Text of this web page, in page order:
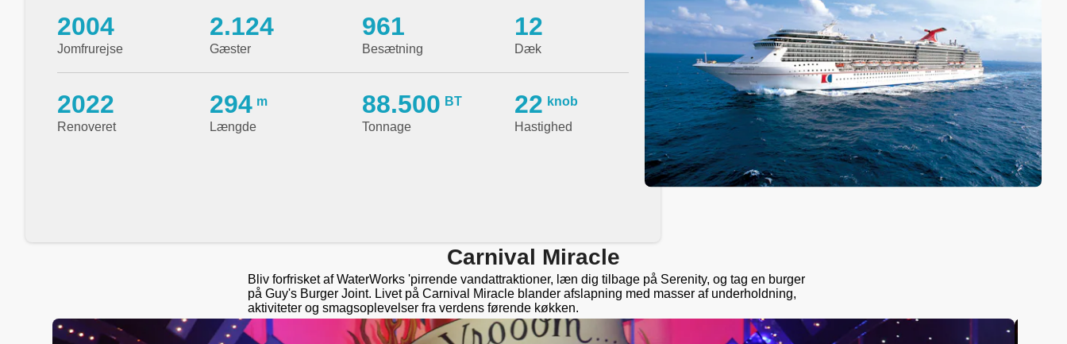
Jomfrurejse
2004
Gæster
2.124
Besætning
961
Dæk
12
Renoveret
2022
Længde
294 m
Tonnage
88.500 BT
Hastighed
22 knob
Carnival Miracle
Bliv forfrisket af WaterWorks 'pirrende vandattraktioner, læn dig tilbage på Serenity, og tag en burger
på Guy's Burger Joint. Livet på Carnival Miracle blander afslapning med masser af underholdning,
aktiviteter og smagsoplevelser fra verdens førende køkken.